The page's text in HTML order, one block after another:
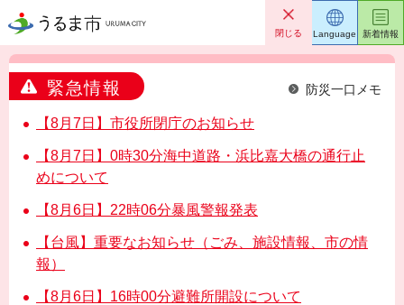
うるま市 閉じる
緊急情報 防災一口メモ
【8月7日】市役所閉庁のお知らせ
【8月7日】0時30分海中道路・浜比嘉大橋の通行止
めについて
【8月6日】22時06分暴風警報発表
【台風】重要なお知らせ（ごみ、施設情報、市の情
報）
【8月6日】16時00分避難所開設について
Language 新着情報